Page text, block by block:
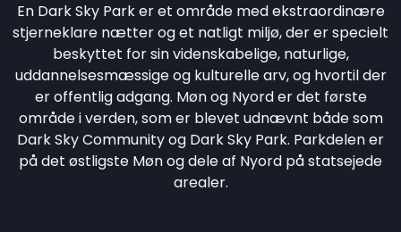
En Dark Sky Park er et område med ekstraordinære
stjerneklare nætter og et natligt miljø, der er specielt
beskyttet for sin videnskabelige, naturlige,
uddannelsesmæssige og kulturelle arv, og hvortil der
er offentlig adgang. Møn og Nyord er det første
område i verden, som er blevet udnævnt både som
Dark Sky Community og Dark Sky Park. Parkdelen er
på det østligste Møn og dele af Nyord på statsejede
arealer.